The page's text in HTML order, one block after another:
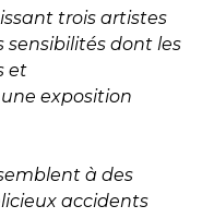
trois artistes
sensibilités dont les
et
exposition
à des
accidents